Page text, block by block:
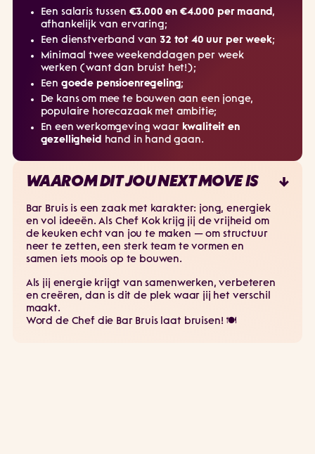
Een salaris tussen €3.000 en €4.000 per maand ,
afhankelijk van ervaring;
Een dienstverband van 32 tot 40 uur per week;
Minimaal twee weekenddagen per week
werken (want dan bruist het!);
Een goede pensioenregeling;
De kans om mee te bouwen aan een jonge,
populaire horecazaak met ambitie;
En een werkomgeving waar kwaliteit en
gezelligheid hand in hand gaan.
WAAROM DIT JOU NEXT MOVE IS
Bar Bruis is een zaak met karakter: jong, energiek
en vol ideeën. Als Chef Kok krijg jij de vrijheid om
de keuken echt van jou te maken — om structuur
neer te zetten, een sterk team te vormen en
samen iets moois op te bouwen.
Als jij energie krijgt van samenwerken, verbeteren
en creëren, dan is dit de plek waar jij het verschil
maakt.
Word de Chef die Bar Bruis laat bruisen! 🍽️